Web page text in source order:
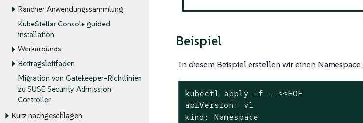
Rancher Anwendungssammlung
KubeStellar Console guided
installation
Workarounds
Beitragsleitfaden
Migration von Gatekeeper-Richtlinien
zu SUSE Security Admission
Controller
Kurz nachgeschlagen
Beispiel
In diesem Beispiel erstellen wir einen
kubectl apply -f - <<EOF
apiVersion: v1
kind: Namespace